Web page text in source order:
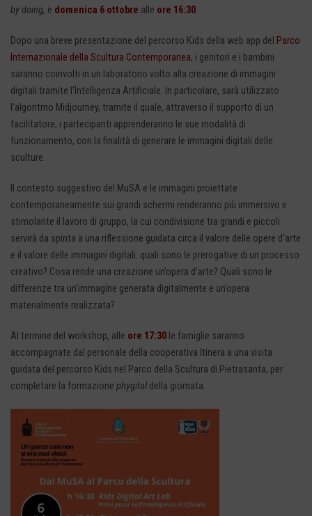
by doing, è domenica 6 ottobre alle ore 16:30.
Dopo una breve presentazione del percorso Kids della web app del Parco
Internazionale della Scultura Contemporanea, i genitori e i bambini
saranno coinvolti in un laboratorio volto alla creazione di immagini
digitali tramite l’Intelligenza Artificiale. In particolare, sarà utilizzato
l’algoritmo Midjourney, tramite il quale, attraverso il supporto di un
facilitatore, i partecipanti apprenderanno le sue modalità di
funzionamento, con la finalità di generare le immagini digitali delle
sculture.
Il contesto suggestivo del MuSA e le immagini proiettate
contemporaneamente sui grandi schermi renderanno più immersivo e
stimolante il lavoro di gruppo, la cui condivisione tra grandi e piccoli
servirà da spinta a una riflessione guidata circa il valore delle opere d’arte
e il valore delle immagini digitali: quali sono le prerogative di un processo
creativo? Cosa rende una creazione un’opera d’arte? Quali sono le
differenze tra un’immagine generata digitalmente e un’opera
materialmente realizzata?
Al termine del workshop, alle ore 17:30 le famiglie saranno
accompagnate dal personale della cooperativa Itinera a una visita
guidata del percorso Kids nel Parco della Scultura di Pietrasanta, per
completare la formazione phygital della giornata.